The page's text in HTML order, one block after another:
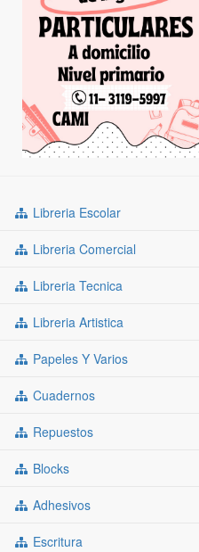
Libreria Escolar
Libreria Comercial
Libreria Tecnica
Libreria Artistica
Papeles Y Varios
Cuadernos
Repuestos
Blocks
Adhesivos
Escritura